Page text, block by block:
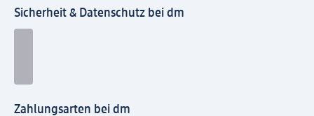
Sicherheit & Datenschutz bei dm
Zahlungsarten bei dm